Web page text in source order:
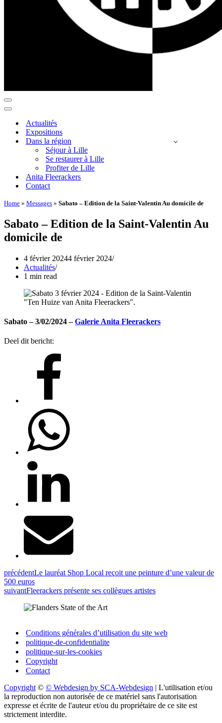
Menu
de
Menu
navigationActualités
Expositions
Dans la région
Séjour à Lille
Se restaurer à Lille
Profiter de Lille
Anita Fleerackers
Contact
Home » Messages » Sabato – Edition de la Saint-Valentin Au domicile de
Sabato – Edition de la Saint-Valentin Au
domicile de
4 février 20244 février 2024
Actualités
1 min read
Sabato – 3/02/2024 –Galerie Anita Fleerackers
Deel dit bericht:
précédentLe lauréat Shop Local reçoit une peinture d’une valeur de
500 euros
suivantFleerackers présente ses collègues artistes
Conditions générales d’utilisation du site web
politique-de-confidentialite
politique-sur-les-cookies
Copyright
Contact
Copyright © © Webdesign by SCA-Webdesign | L'utilisation et/ou
la reproduction non autorisée de ce matériel sans l'autorisation
expresse et écrite de l'auteur et/ou du propriétaire de ce site est
strictement interdite.